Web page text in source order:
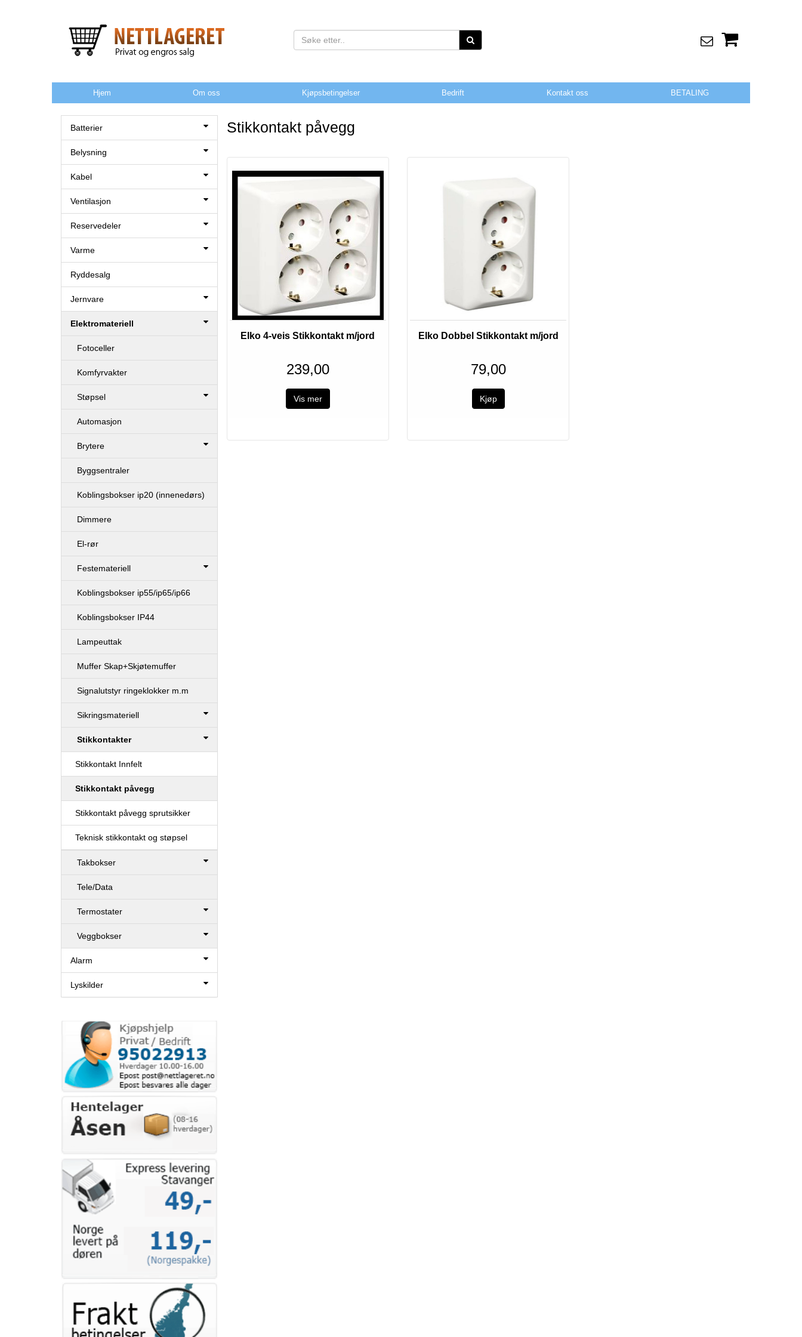
Hjem Om oss Kjøpsbetingelser Bedrift Kontakt oss BETALING
Batterier
Belysning
Kabel
Ventilasjon
Reservedeler
Varme
Ryddesalg
Jernvare
Elektromateriell
Fotoceller
Komfyrvakter
Støpsel
Automasjon
Brytere
Byggsentraler
Koblingsbokser ip20 (innenedørs)
Dimmere
El-rør
Festemateriell
Koblingsbokser ip55/ip65/ip66
Koblingsbokser IP44
Lampeuttak
Muffer Skap+Skjøtemuffer
Signalutstyr ringeklokker m.m
Sikringsmateriell
Stikkontakter
Stikkontakt Innfelt
Stikkontakt påvegg
Stikkontakt påvegg sprutsikker
Teknisk stikkontakt og støpsel
Takbokser
Tele/Data
Termostater
Veggbokser
Alarm
Lyskilder
Stikkontakt påvegg
Elko 4-veis Stikkontakt m/jord
239,00
Vis mer
Elko Dobbel Stikkontakt m/jord
79,00